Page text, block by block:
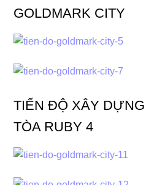
GOLDMARK CITY
TIẾN ĐỘ XÂY
TÒA RUBY 4